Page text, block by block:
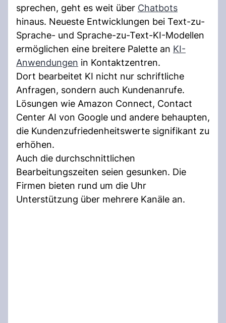
sprechen, geht es weit über Chatbots
hinaus. Neueste Entwicklungen bei Text-zu-
Sprache- und Sprache-zu-Text-KI-Modellen
ermöglichen eine breitere Palette an KI-
Anwendungen in Kontaktzentren.
Dort bearbeitet KI nicht nur schriftliche
Anfragen, sondern auch Kundenanrufe.
Lösungen wie Amazon Connect, Contact
Center AI von Google und andere behaupten,
die Kundenzufriedenheitswerte signifikant zu
erhöhen.
Auch die durchschnittlichen
Bearbeitungszeiten seien gesunken. Die
Firmen bieten rund um die Uhr
Unterstützung über mehrere Kanäle an.